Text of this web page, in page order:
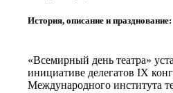
История, описание и празднование:
«Всемирный день театра»
инициативе делегатов IX
Международного института